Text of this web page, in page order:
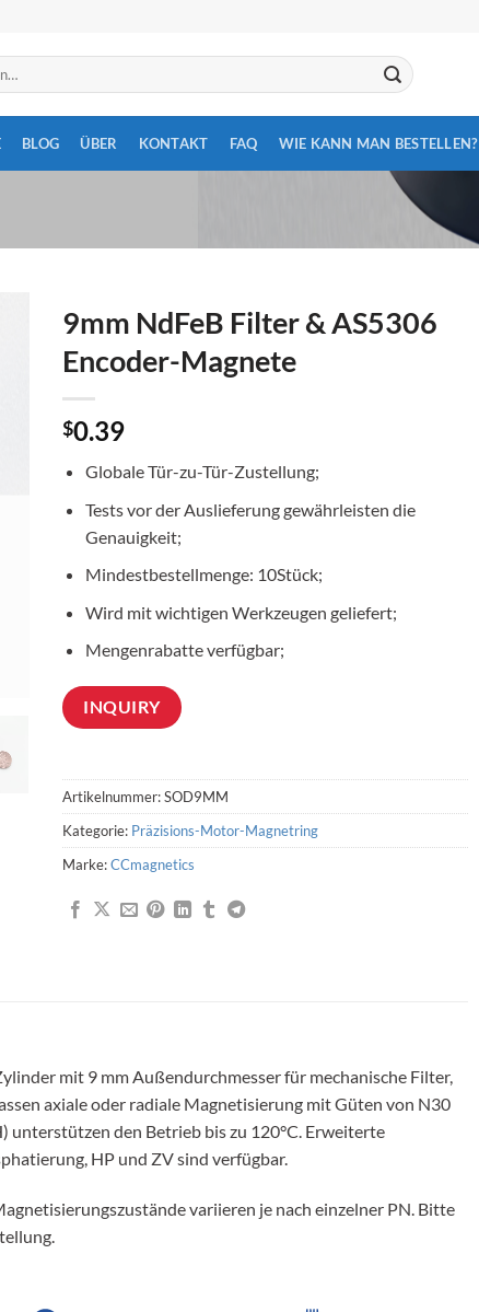
BLOG ÜBER KONTAKT FAQ WIE KANN MAN BESTELLEN?
9mm NdFeB Filter & AS5306
Encoder-Magnete
$0.39
Globale Tür-zu-Tür-Zustellung;
Tests vor der Auslieferung gewährleisten die
Genauigkeit;
Mindestbestellmenge: 10Stück;
Wird mit wichtigen Werkzeugen geliefert;
Mengenrabatte verfügbar;
INQUIRY
Artikelnummer:SOD9MM
Kategorie: Präzisions-Motor-Magnetring
Marke:CCmagnetics
mit 9 mm Außendurchmesser für mechanische Filter,
axiale oder radiale Magnetisierung mit Güten von N30
den Betrieb bis zu 120°C. Erweiterte
HP und ZV sind verfügbar.
variieren je nach einzelner PN. Bitte